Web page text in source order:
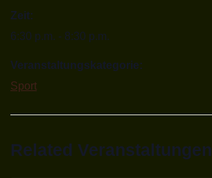
Zeit:
6:30 p.m. - 8:30 p.m.
Veranstaltungskategorie:
Sport
Related Veranstaltungen